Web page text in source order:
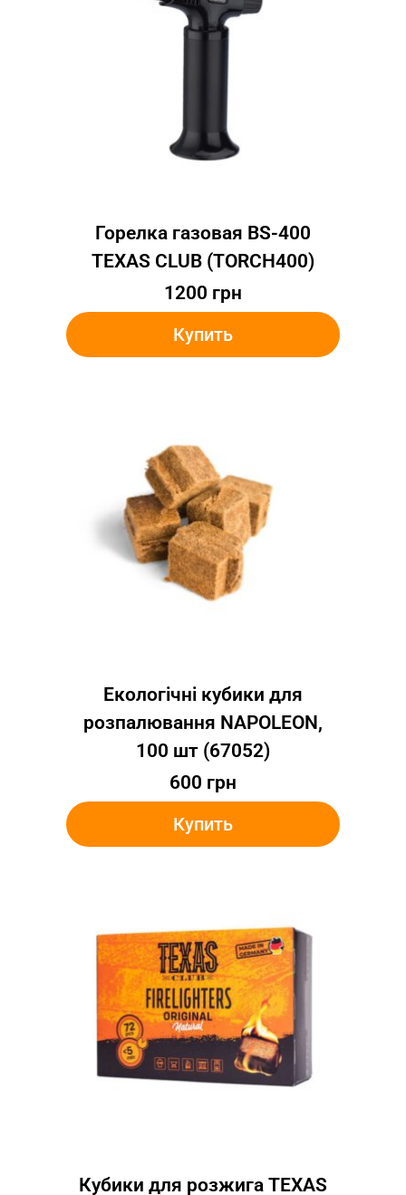
Горелка газовая BS-400
TEXAS CLUB (TORCH400)
1200 грн
Купить
Екологічні кубики для
розпалювання NAPOLEON,
100 шт (67052)
600 грн
Купить
Кубики для розжига TEXAS